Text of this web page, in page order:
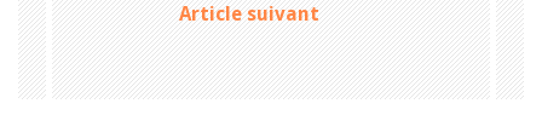
Article suivant